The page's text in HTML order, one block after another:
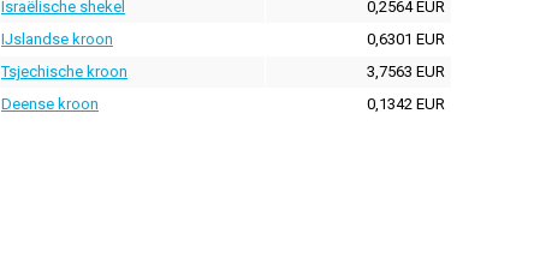
Israëlische shekel
0,2564 EUR
IJslandse kroon
0,6301 EUR
Tsjechische kroon
3,7563 EUR
Deense kroon 0,1342 EUR